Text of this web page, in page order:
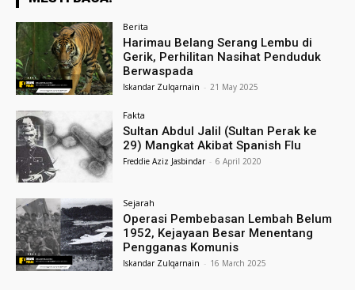
Berita
Harimau Belang Serang Lembu di
Gerik, Perhilitan Nasihat Penduduk
Berwaspada
Iskandar Zulqarnain - 21 May 2025
Fakta
Sultan Abdul Jalil (Sultan Perak ke
29) Mangkat Akibat Spanish Flu
Freddie Aziz Jasbindar - 6 April 2020
Sejarah
Operasi Pembebasan Lembah Belum
1952, Kejayaan Besar Menentang
Pengganas Komunis
Iskandar Zulqarnain - 16 March 2025